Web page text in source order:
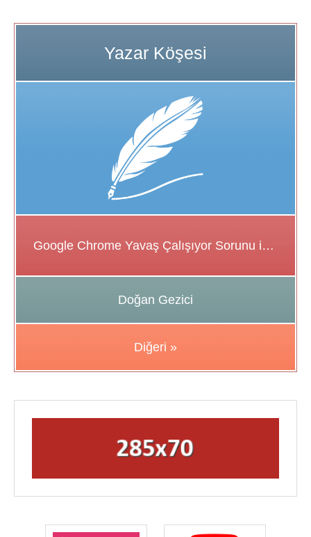
Google Chrome Yavaş Çalışıyor Sorunu için Çözüm Önerileri
Doğan Gezici
Diğeri »